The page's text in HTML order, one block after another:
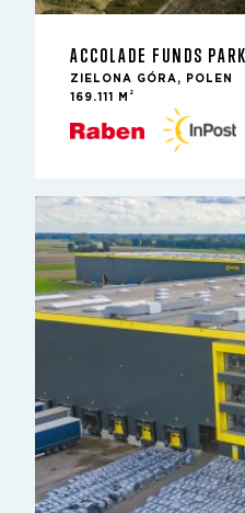
ACCOLADE FUNDS
ZIELONA GÓRA, POLEN
169.111 M
2